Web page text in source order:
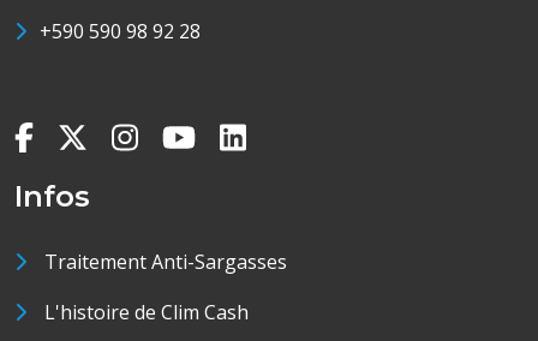
+590 590 98 92 28
Infos
Traitement Anti-Sargasses
L'histoire de Clim Cash